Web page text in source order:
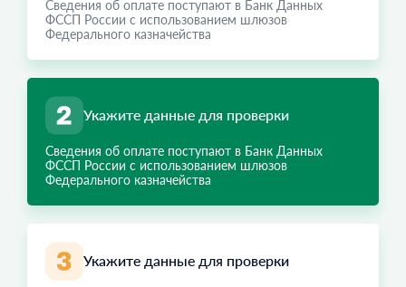
Сведения об оплате поступают в Банк Данных
ФССП России с использованием шлюзов
Федерального казначейства
Укажите данные для проверки
Сведения об оплате поступают в Банк Данных
ФССП России с использованием шлюзов
Федерального казначейства
Укажите данные для проверки